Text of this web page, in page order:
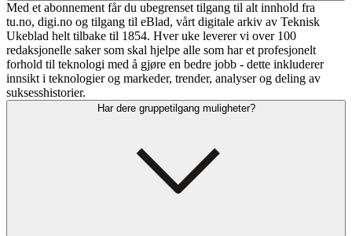
Med et abonnement får du ubegrenset tilgang til alt innhold fra
tu.no, digi.no og tilgang til eBlad, vårt digitale arkiv av Teknisk
Ukeblad helt tilbake til 1854. Hver uke leverer vi over 100
redaksjonelle saker som skal hjelpe alle som har et profesjonelt
forhold til teknologi med å gjøre en bedre jobb - dette inkluderer
innsikt i teknologier og markeder, trender, analyser og deling av
suksesshistorier.
Har dere gruppetilgang muligheter?